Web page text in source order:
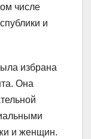
числе
и
избрана
Она
и женщин.